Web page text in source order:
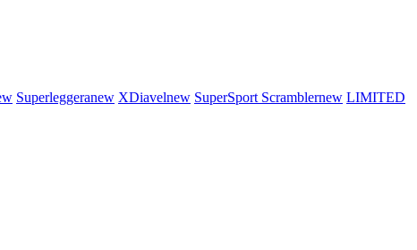
Superleggeranew XDiavelnew SuperSport Scramblernew LIMITED